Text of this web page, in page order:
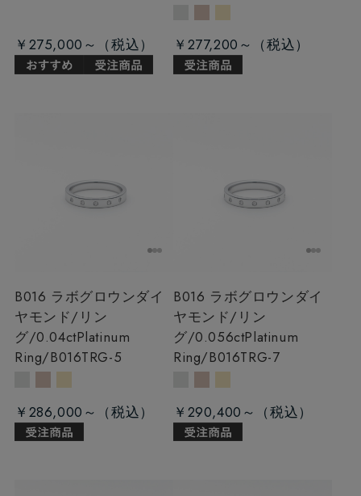
￥275,000～ ￥277,200～
B016 ラボグロウンダイ
ヤモンド/リン
グ/0.04ctPlatinum
Ring/B016TRG-5
￥286,000～
B016 ラボグロウンダイ
ヤモンド/リン
グ/0.056ctPlatinum
Ring/B016TRG-7
￥290,400～